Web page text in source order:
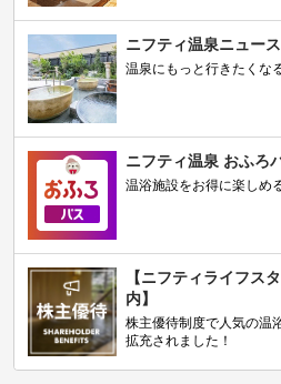
ニフティ温泉ニュース
温泉にもっと行きたくな
ニフティ温泉 おふろ
温浴施設をお得に楽しめ
【ニフティライフス
内】
株主優待制度で人気の温
拡充されました！